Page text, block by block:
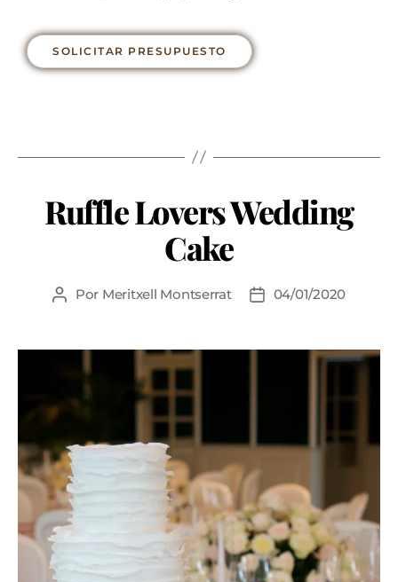
SOLICITAR PRESUPUESTO
Ruffle Lovers Wedding
Cake
Por Meritxell Montserrat 04/01/2020